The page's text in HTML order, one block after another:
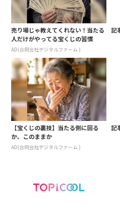
売り場じゃ教えてくれない！当たる
人だけがやってる宝くじの習慣
AD(合同会社デジタルファーム )
記
【宝くじの裏技】当たる側に回る
か、このままか
AD(合同会社デジタルファーム )
記